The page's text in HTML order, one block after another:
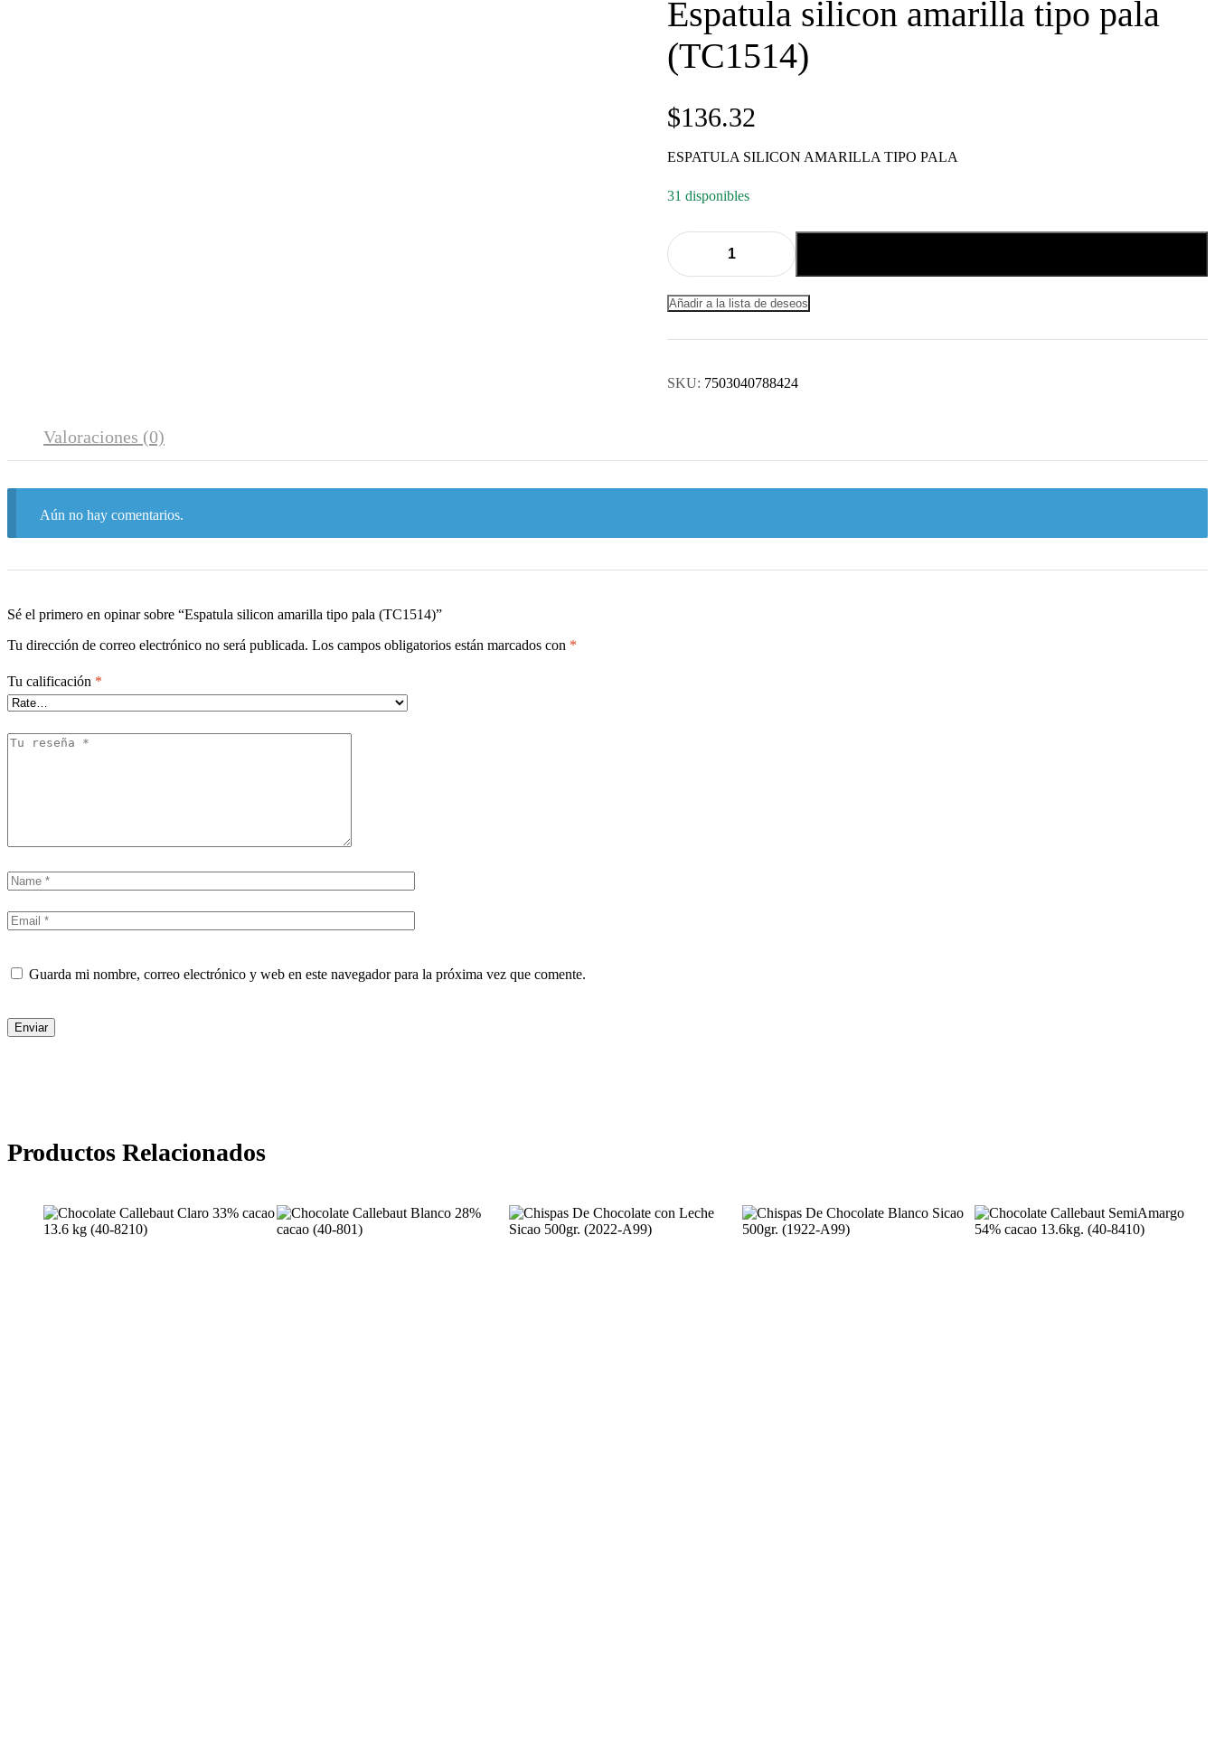
Espatula silicon amarilla tipo pala
(TC1514)
$136.32
ESPATULA SILICON AMARILLA TIPO PALA
31 disponibles
Añadir a la lista de deseos
SKU: 7503040788424
Valoraciones (0)
Aún no hay comentarios.
Sé el primero en opinar sobre “Espatula silicon amarilla tipo pala (TC1514)”
Tu dirección de correo electrónico no será publicada. Los campos obligatorios están marcados con *
Tu calificación *
Guarda mi nombre, correo electrónico y web en este navegador para la próxima vez que comente.
Enviar
Productos Relacionados